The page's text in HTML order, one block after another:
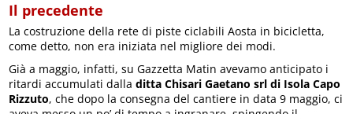
Il precedente
La costruzione della rete di piste ciclabili Aosta in bicicletta,
come detto, non era iniziata nel migliore dei modi.
Già a maggio, infatti, su Gazzetta Matin avevamo anticipato i
ritardi accumulati dalladitta Chisari Gaetano srl di Isola Capo
Rizzuto, che dopo la consegna del cantiere in data 9 maggio, ci